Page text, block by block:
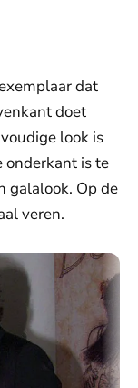
dat
doet
look is
onderkant is te
galalook. Op de
veren.